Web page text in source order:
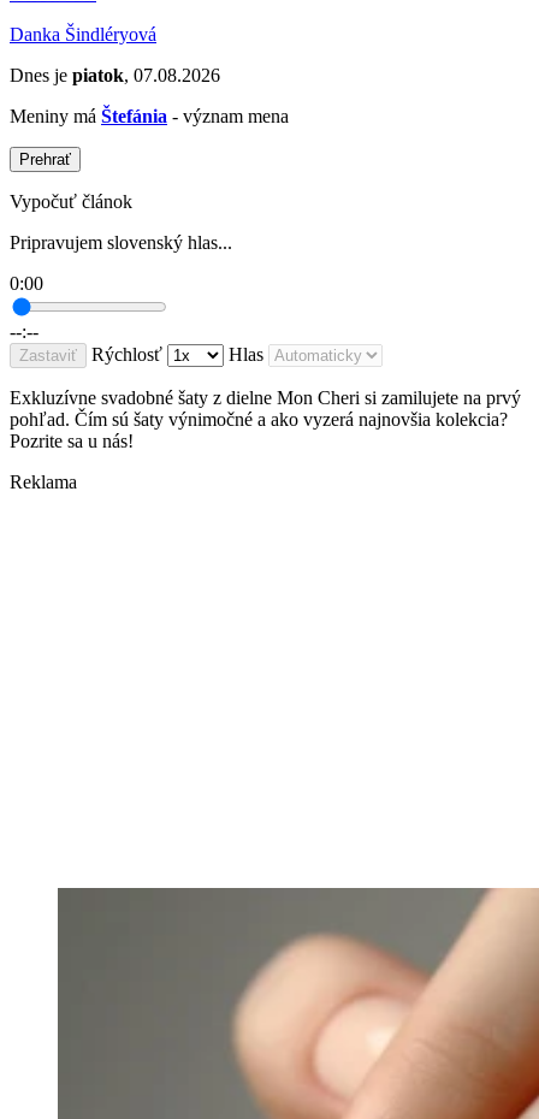
Danka Šindléryová
Dnes je piatok, 07.08.2026
Meniny má Štefánia - význam mena
Prehrať
Vypočuť článok
Pripravujem slovenský hlas...
0:00
--:--
Zastaviť Rýchlosť Hlas
Exkluzívne svadobné šaty z dielne Mon Cheri si zamilujete na prvý
pohľad. Čím sú šaty výnimočné a ako vyzerá najnovšia kolekcia?
Pozrite sa u nás!
Reklama